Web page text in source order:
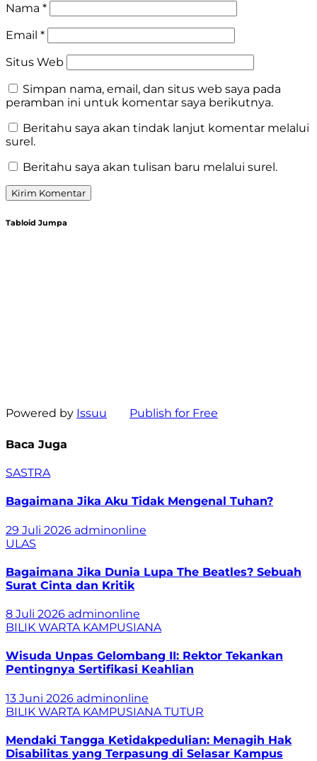
Nama *
Email *
Situs Web
Simpan nama, email, dan situs web saya pada
peramban ini untuk komentar saya berikutnya.
Beritahu saya akan tindak lanjut komentar melalui
surel.
Beritahu saya akan tulisan baru melalui surel.
Tabloid Jumpa
Powered by Issuu Publish for Free
Baca Juga
SASTRA
Bagaimana Jika Aku Tidak Mengenal Tuhan?
29 Juli 2026 adminonline
ULAS
Bagaimana Jika Dunia Lupa The Beatles? Sebuah
Surat Cinta dan Kritik
8 Juli 2026 adminonline
BILIK WARTA KAMPUSIANA
Wisuda Unpas Gelombang II: Rektor Tekankan
Pentingnya Sertifikasi Keahlian
13 Juni 2026 adminonline
BILIK WARTA KAMPUSIANA TUTUR
Mendaki Tangga Ketidakpedulian: Menagih Hak
Disabilitas yang Terpasung di Selasar Kampus